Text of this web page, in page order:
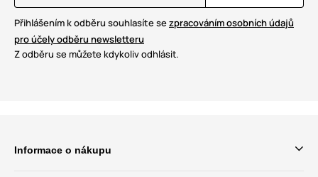
Přihlášením k odběru souhlasíte sezpracováním osobních údajů
pro účely odběru newsletteru
Z odběru se můžete kdykoliv odhlásit.
Informace o nákupu